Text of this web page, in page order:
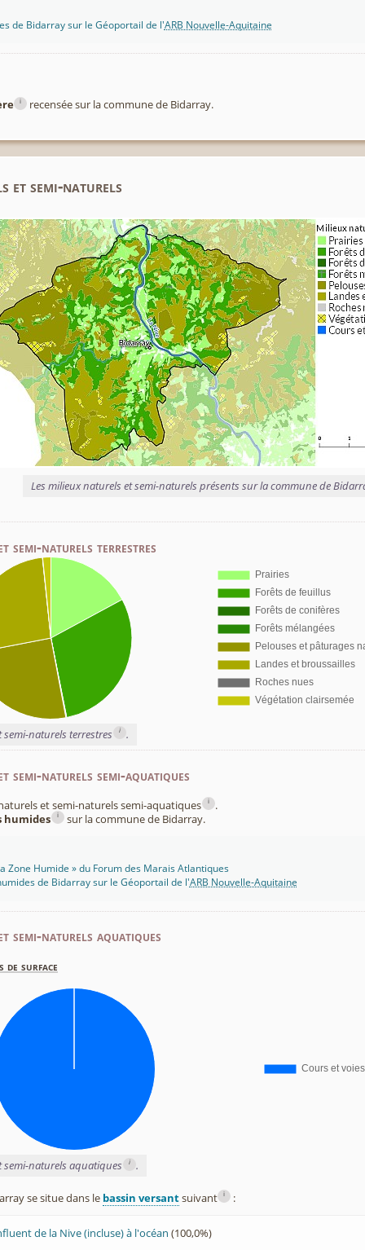
de Bidarray sur le Géoportail de l'ARB Nouvelle-Aquitaine
i recensée sur la commune de Bidarray.
et semi-naturels
Les milieux naturels et semi-naturels présents sur la commune de
semi-naturels terrestres
semi-naturels terrestres i .
naturels semi-aquatiques
et semi-naturels semi-aquatiques i
.
humides
i sur la commune de Bidarray.
Zone Humide » du Forum des Marais Atlantiques
de Bidarray sur le Géoportail de l'ARB Nouvelle-Aquitaine
semi-naturels aquatiques
de surface
semi-naturels aquatiques i .
se situe dans le bassin versantsuivant i :
de la Nive (incluse) à l'océan (100,0%)